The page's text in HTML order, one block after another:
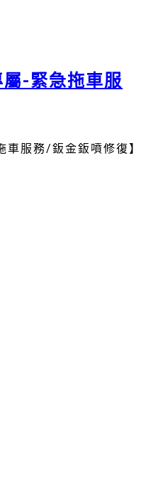
-緊急拖車服
服務/鈑金鈑噴修復】